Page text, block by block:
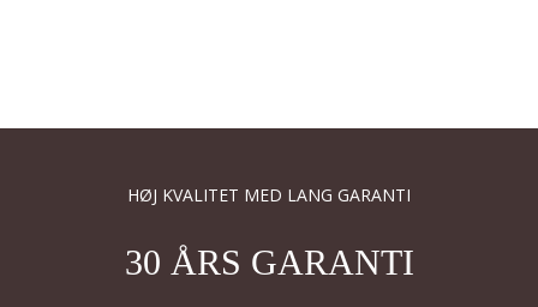
HØJ KVALITET MED LANG GARANTI
30 ÅRS GARANTI